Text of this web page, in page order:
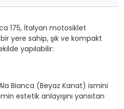
175, İtalyan motosiklet
yere sahip, şık ve kompakt
yapılabilir:
Bianca (Beyaz Kanat) ismini
estetik anlayışını yansıtan